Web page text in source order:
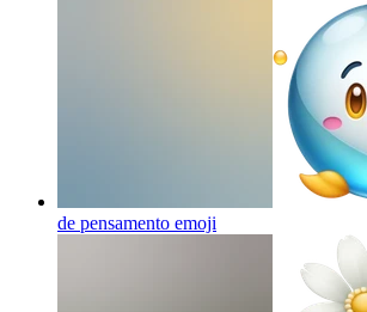
de pensamento emoji